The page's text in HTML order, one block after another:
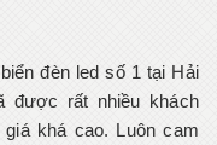
đèn led số 1 tại Hải
được rất nhiều khách
khá cao. Luôn cam